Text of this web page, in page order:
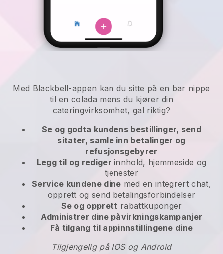
Med Blackbell-appen kan du sitte på en bar nippe
til en colada mens du kjører din
cateringvirksomhet, gal riktig?
Se og godta kundens bestillinger, send
sitater, samle inn betalinger og
refusjonsgebyrer
Legg til og rediger innhold, hjemmeside og
tjenester
Service kundene dine med en integrert chat,
opprett og send betalingsforbindelser
Se og opprett rabattkuponger
Administrer dine påvirkningskampanjer
Få tilgang til appinnstillingene dine
Tilgjengelig på IOS og Android